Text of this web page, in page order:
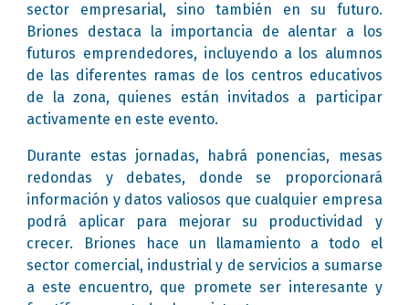
sector empresarial, sino también en su futuro.
Briones destaca la importancia de alentar a los
futuros emprendedores, incluyendo a los alumnos
de las diferentes ramas de los centros educativos
de la zona, quienes están invitados a participar
activamente en este evento.
Durante estas jornadas, habrá ponencias, mesas
redondas y debates, donde se proporcionará
información y datos valiosos que cualquier empresa
podrá aplicar para mejorar su productividad y
crecer. Briones hace un llamamiento a todo el
sector comercial, industrial y de servicios a sumarse
a este encuentro, que promete ser interesante y